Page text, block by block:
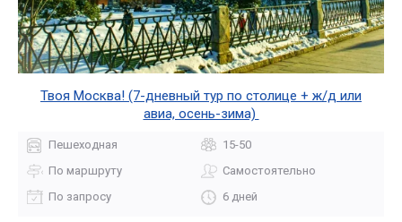
Твоя Москва! (7-дневный тур по столице + ж/д или
авиа, осень-зима)
Пешеходная
15-50
По маршруту
Самостоятельно
По запросу
6 дней